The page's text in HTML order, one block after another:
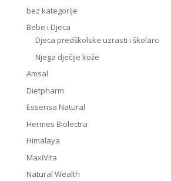
bez kategorije
Bebe i Djeca
Djeca predškolske uzrasti i školarci
Njega dječije kože
Amsal
Dietpharm
Essensa Natural
Hermes Biolectra
Himalaya
MaxiVita
Natural Wealth